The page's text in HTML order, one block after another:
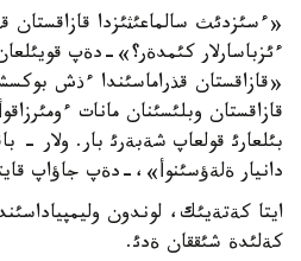
«ءسئزدئث سالماعئثئزدا قازاقستان
ءئزباسارلار كئمدةر؟»-دةپ
«قازاقستان قذراماسئندا ءذش
قازاقستان وبلئسئنان مانات
بئلعارئ قولعاپ شةبةرئ بار. ولار -
دانيار ةلةؤسئنوأ»،-دةپ جاؤاپ
كةلئدة شئققان ةدئ.